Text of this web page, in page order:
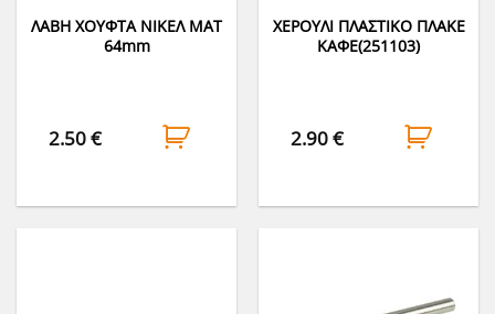
ΛΑΒΗ ΧΟΥΦΤΑ ΝΙΚΕΛ ΜΑΤ
64mm
2.50€
ΧΕΡΟΥΛΙ ΠΛΑΣΤΙΚΟ ΠΛΑΚΕ
ΚΑΦΕ(251103)
2.90€